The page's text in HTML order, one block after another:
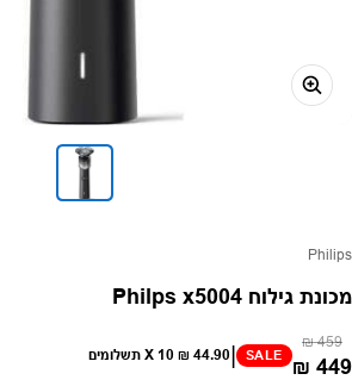
ספק:
Philips
מכונת גילוח Philps x5004
מחיר רגיל459 ₪מחיר מבצע
449 ₪
SALE
|
44.90 ₪ X 10 תשלומים